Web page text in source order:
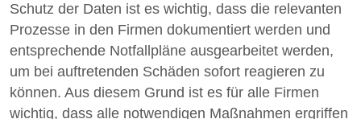
Schutz der Daten ist es wichtig, dass die relevanten
Prozesse in den Firmen dokumentiert werden und
entsprechende Notfallpläne ausgearbeitet werden,
um bei auftretenden Schäden sofort reagieren zu
können. Aus diesem Grund ist es für alle Firmen
wichtig, dass alle notwendigen Maßnahmen ergriffen